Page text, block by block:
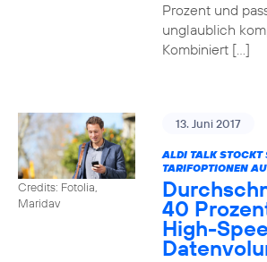
Prozent und
unglaublich
Kombiniert […]
Credits: Fotolia,
Maridav
13. Juni 2017
ALDI TALK STOCKT
TARIFOPTIONEN
40
High-